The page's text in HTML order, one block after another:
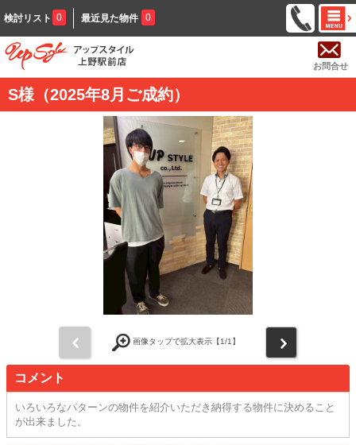
検討リスト 0 最近見た物件 0
お問合せ
S様（2025年8月ご成約）
画像タップで拡大表示【1/1】
コメント
いろいろなパターンの物件を紹介いただき納得する物件に決めること
が出来ました。